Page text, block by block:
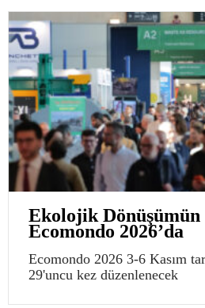
Ekolojik Dönüşümün
Ecomondo 2026’da
Ecomondo 2026 3-6 Kasım
29'uncu kez düzenlenecek